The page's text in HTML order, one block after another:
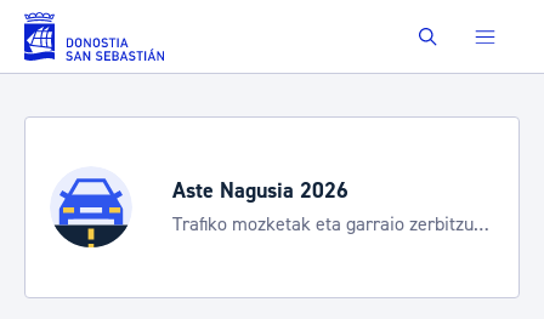
Eduki nagusira joan Buscar
Aste Nagusia 2026
Trafiko mozketak eta garraio zerbitzu